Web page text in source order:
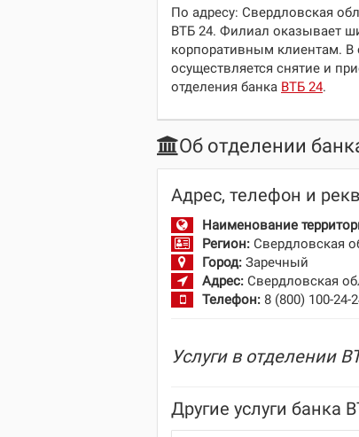
По адресу: Свердловская
ВТБ 24. Филиал оказывает
корпоративным клиентам.
осуществляется снятие и
отделения банка ВТБ 24.
Об отделении
Адрес, телефон и
Наименование
Регион: Свердловская
Город: Заречный
Адрес: Свердловская
Телефон: 8 (800) 100-24-
Услуги в отделении
Другие услуги банка